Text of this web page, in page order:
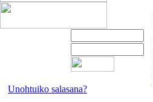
Unohtuiko salasana?